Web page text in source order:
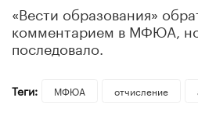
«Вести образования»
комментарием в МФЮА,
последовало.
Теги: МФЮА отчисление